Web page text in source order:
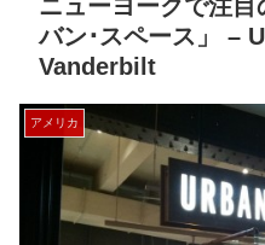
ニューヨークで注
バン･スペース」 –
Vanderbilt
アメリカ